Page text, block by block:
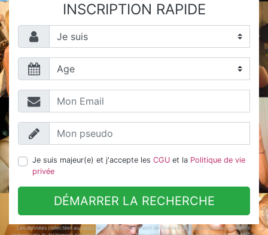
INSCRIPTION RAPIDE
Je suis majeur(e) et j'accepte les CGU et la Politique de vie
privée
DÉMARRER LA RECHERCHE
Les données collectées au cours de votre inscription sont destinées à la société Gironde Commerce,